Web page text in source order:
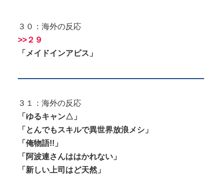
３０：海外の反応
>>２９
「メイドインアビス」
３１：海外の反応
「ゆるキャン△」
「とんでもスキルで異世界放浪メシ」
「俺物語!!」
「阿波連さんははかれない」
「新しい上司はど天然」